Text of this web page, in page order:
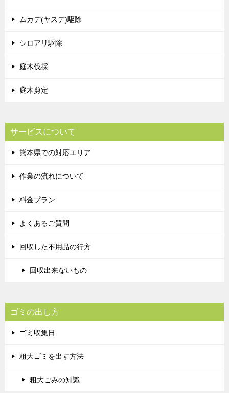
ムカデ(ヤスデ)駆除
シロアリ駆除
庭木伐採
庭木剪定
サービスについて
熊本県での対応エリア
作業の流れについて
料金プラン
よくあるご質問
回収した不用品の行方
回収出来ないもの
ゴミの出し方
ゴミ収集日
粗大ゴミを出す方法
粗大ごみの知識